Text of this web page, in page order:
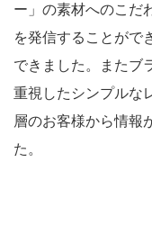
ー」の素材へのこだ
を発信することがで
できました。またブ
重視したシンプルな
層のお客様から情報
た。